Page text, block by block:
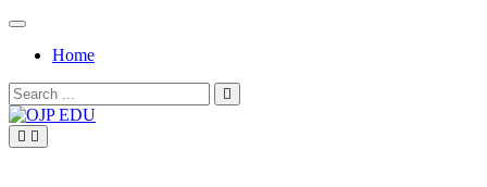
Skip
contentHome
Search
for: